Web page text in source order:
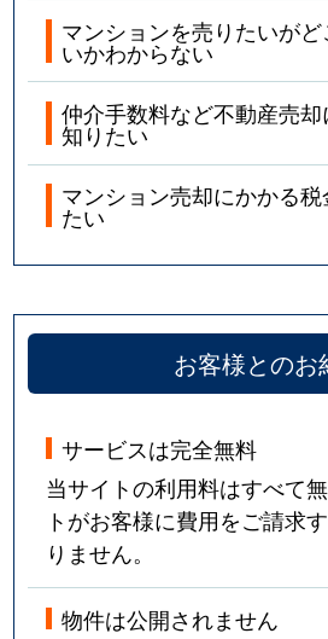
マンションを売りたいが
いかわからない
仲介手数料など不動産売
知りたい
マンション売却にかかる
たい
お客様とのお
サービスは完全無料
当サイトの利用料はすべて
トがお客様に費用をご請求
りません。
物件は公開されません